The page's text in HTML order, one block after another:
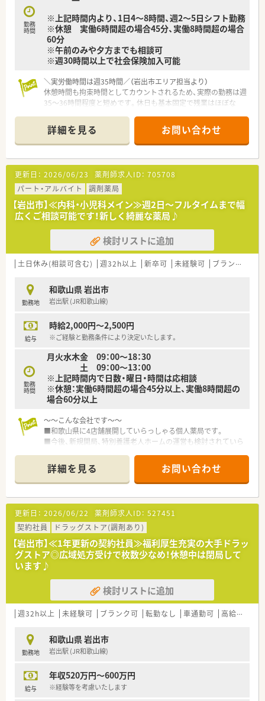
2〜3名体制を敷いているため無理のないゆとりある環境で勤務
できます。
■優秀な医療事務スタッフが正社員3名、パート1名体制で揃っ
ており、薬剤師が目の前の対人業務にしっかり集中できる職場で
す。
付いており、接遇の質の高さから地域でも評判の薬局です。
勤務
時間
※上記時間内より、1日4～8時間、週2～5日シフト勤務
※休憩 実働6時間超の場合45分、実働8時間超の場合
60分
※午前のみや夕方までも相談可
※週30時間以上で社会保険加入可能
＼実労働時間は週35時間／（岩出市エリア担当より）
休憩時間も拘束時間としてカウントされるため、実際の勤務は週
35〜36時間程度と短めです。休日も基本固定で残業はほぼな
＊------------------------------------------＊
【店舗情報と応需状況について】
■JR岩出駅から車で5分ほどの場所にある店舗です。
■近隣の医療機関より、脳神経外科をメインに内科や在宅の処方
箋を応需しています。
■1日あたり90〜100枚の処方箋を応需し、薬剤師4名、事務5名
体制で業務にあたっています。
【勤務実態について】
■週5日勤務シフトであり、残業がほとんど発生しないため、プ
ライベートの時間が確保できます。
■薬剤師は常時3名体制で業務を行うため、一人薬剤師になるこ
とはなく安心です。
■近隣店舗との連携も密に取れており、急な状況でも協力し合え
【職場環境と雰囲気】
■「人気の出る薬局」を目指した企業理念に基づき、社員の接客
■従業員同士が協力し合い、助け合う温かい雰囲気の中で業務に
取り組めます。
きる環境です。
詳細を見る お問い合わせ
更新日： 2026/06/23 薬剤師求人ID： 705708
パート・アルバイト
調剤薬局
【岩出市】≪内科・小児科メイン≫週2日～フルタイムまで幅
広くご相談可能です！新しく綺麗な薬局♪
検討リストに追加
土日休み(相談可含む) 週32h以上 新卒可 未経験可 ブランク可
勤務地
和歌山県 岩出市
岩出駅 (JR和歌山線)
給与
時給2,000円～2,500円
※ご経験と勤務条件により決定いたします。
勤務
時間
月火水木金 09：00～18：30
土 09：00～13：00
※上記時間内で日数・曜日・時間は応相談
※休憩：実働6時間超の場合45分以上、実働8時間超の
場合60分以上
～～こんな会社です～～
■和歌山県に4店舗展開していらっしゃる個人薬局です。
■今後、新規開局、特別養護老人ホームの運営も検討されていら
■社長様も薬剤師として勤務していらっしゃいます。
詳細を見る お問い合わせ
更新日： 2026/06/22 薬剤師求人ID： 527451
契約社員
ドラッグストア(調剤あり)
【岩出市】≪1年更新の契約社員≫福利厚生充実の大手ドラッ
グストア◎広域処方受けで枚数少なめ！休憩中は閉局して
います♪
検討リストに追加
週32h以上 未経験可 ブランク可 転勤なし 車通勤可 高給与(600万円以上)
勤務地
和歌山県 岩出市
岩出駅 (JR和歌山線)
給与
年収520万円～600万円
※経験等を考慮いたします